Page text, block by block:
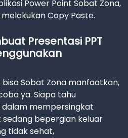
Power Point Sobat Zona,
Copy Paste.
Presentasi PPT
Sobat Zona manfaatkan,
ya. Siapa tahu
mempersingkat
bepergian keluar
tidak sehat,